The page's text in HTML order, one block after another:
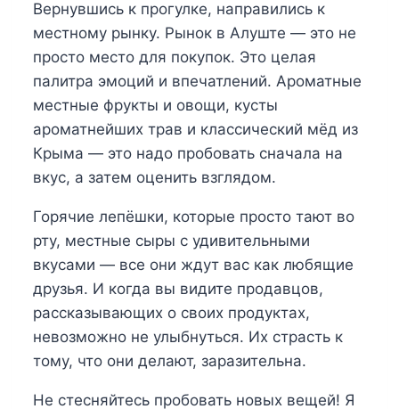
Вернувшись к прогулке, направились к
местному рынку. Рынок в Алуште — это не
просто место для покупок. Это целая
палитра эмоций и впечатлений. Ароматные
местные фрукты и овощи, кусты
ароматнейших трав и классический мёд из
Крыма — это надо пробовать сначала на
вкус, а затем оценить взглядом.
Горячие лепёшки, которые просто тают во
рту, местные сыры с удивительными
вкусами — все они ждут вас как любящие
друзья. И когда вы видите продавцов,
рассказывающих о своих продуктах,
невозможно не улыбнуться. Их страсть к
тому, что они делают, заразительна.
Не стесняйтесь пробовать новых вещей! Я